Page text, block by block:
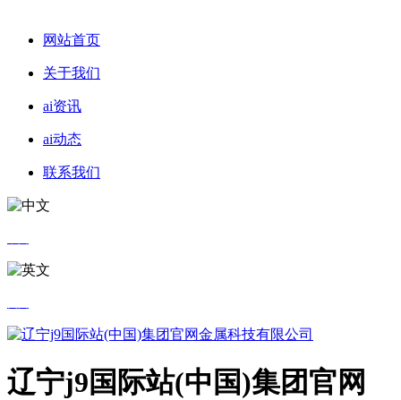
网站首页
关于我们
ai资讯
ai动态
联系我们
辽宁j9国际站(中国)集团官网